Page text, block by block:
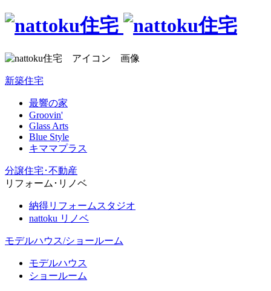
新築住宅
最響の家
Groovin'
Glass Arts
Blue Style
キママプラス
分譲住宅･不動産
リフォーム･リノベ
納得リフォームスタジオ
nattoku リノベ
モデルハウス/ショールーム
モデルハウス
ショールーム